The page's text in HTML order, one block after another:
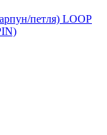
петля) LOOP